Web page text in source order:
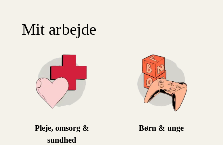
dem,” fortæller ældre- og sundhedschef Carsten
Forarbejdet har betydet, at der også er taget
højde for, at medarbejderne har forskellige
'bred vifte af muligheder', siger Carsten Møller
Beck.
Mit arbejde
Pleje, omsorg &
sundhed
Børn & unge